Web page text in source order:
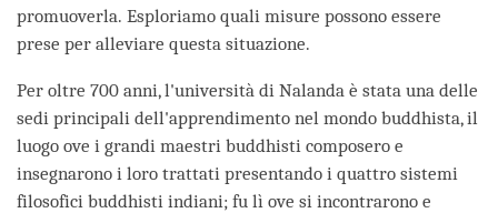
promuoverla. Esploriamo quali misure possono essere
prese per alleviare questa situazione.
Per oltre 700 anni, l'università di Nalanda è stata una delle
sedi principali dell'apprendimento nel mondo buddhista, il
luogo ove i grandi maestri buddhisti composero e
insegnarono i loro trattati presentando i quattro sistemi
filosofici buddhisti indiani; fu lì ove si incontrarono e